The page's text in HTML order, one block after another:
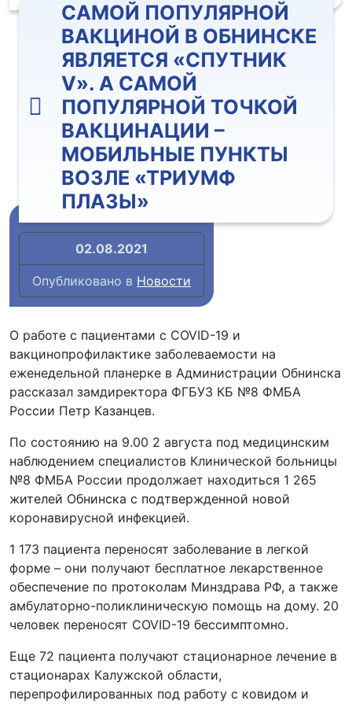
САМОЙ ПОПУЛЯРНОЙ
ВАКЦИНОЙ В ОБНИНСКЕ
ЯВЛЯЕТСЯ «СПУТНИК
V». А САМОЙ
ПОПУЛЯРНОЙ ТОЧКОЙ
ВАКЦИНАЦИИ –
МОБИЛЬНЫЕ ПУНКТЫ
ВОЗЛЕ «ТРИУМФ
ПЛАЗЫ»
02.08.2021
Опубликовано в Новости
О работе с пациентами с COVID-19 и
вакцинопрофилактике заболеваемости на
еженедельной планерке в Администрации Обнинска
рассказал замдиректора ФГБУЗ КБ №8 ФМБА
России Петр Казанцев.
По состоянию на 9.00 2 августа под медицинским
наблюдением специалистов Клинической больницы
№8 ФМБА России продолжает находиться 1 265
жителей Обнинска с подтвержденной новой
коронавирусной инфекцией.
1 173 пациента переносят заболевание в легкой
форме – они получают бесплатное лекарственное
обеспечение по протоколам Минздрава РФ, а также
амбулаторно-поликлиническую помощь на дому. 20
человек переносят COVID-19 бессимптомно.
Еще 72 пациента получают стационарное лечение в
стационарах Калужской области,
перепрофилированных под работу с ковидом и